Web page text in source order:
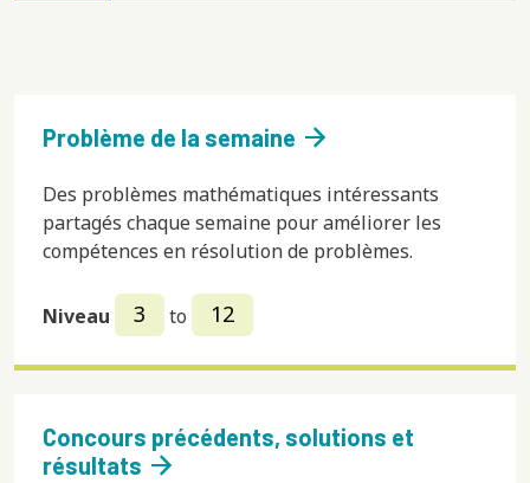
Problème de la semaine arrow_forward
Des problèmes mathématiques intéressants
partagés chaque semaine pour améliorer les
compétences en résolution de problèmes.
Niveau 3 to 12
Concours précédents, solutions et
résultats arrow_forward